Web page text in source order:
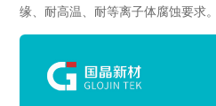
缘、耐高温、耐等离子体腐蚀要求。